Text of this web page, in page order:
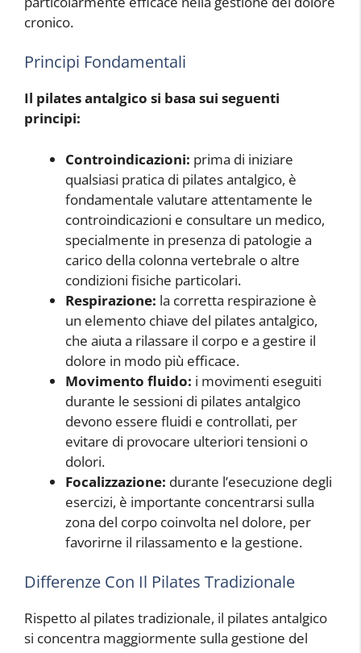
cronico.
Principi Fondamentali
Il pilates antalgico si basa sui seguenti
principi:
Controindicazioni: prima di iniziare
qualsiasi pratica di pilates antalgico, è
fondamentale valutare attentamente le
controindicazioni e consultare un medico,
specialmente in presenza di patologie a
carico della colonna vertebrale o altre
condizioni fisiche particolari.
Respirazione: la corretta respirazione è
un elemento chiave del pilates antalgico,
che aiuta a rilassare il corpo e a gestire il
dolore in modo più efficace.
Movimento fluido: i movimenti eseguiti
durante le sessioni di pilates antalgico
devono essere fluidi e controllati, per
evitare di provocare ulteriori tensioni o
dolori.
Focalizzazione: durante l’esecuzione degli
esercizi, è importante concentrarsi sulla
zona del corpo coinvolta nel dolore, per
favorirne il rilassamento e la gestione.
Differenze Con Il Pilates Tradizionale
Rispetto al pilates tradizionale, il pilates antalgico
si concentra maggiormente sulla gestione del